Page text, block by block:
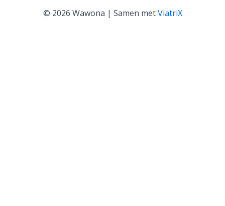
© 2026 Wawona | Samen metViatriX